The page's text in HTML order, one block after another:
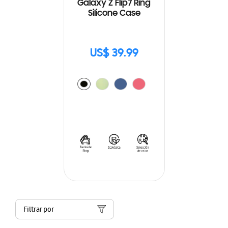
Galaxy Z Flip7 Ring
Silicone Case
US$ 39.99
Filtrar por